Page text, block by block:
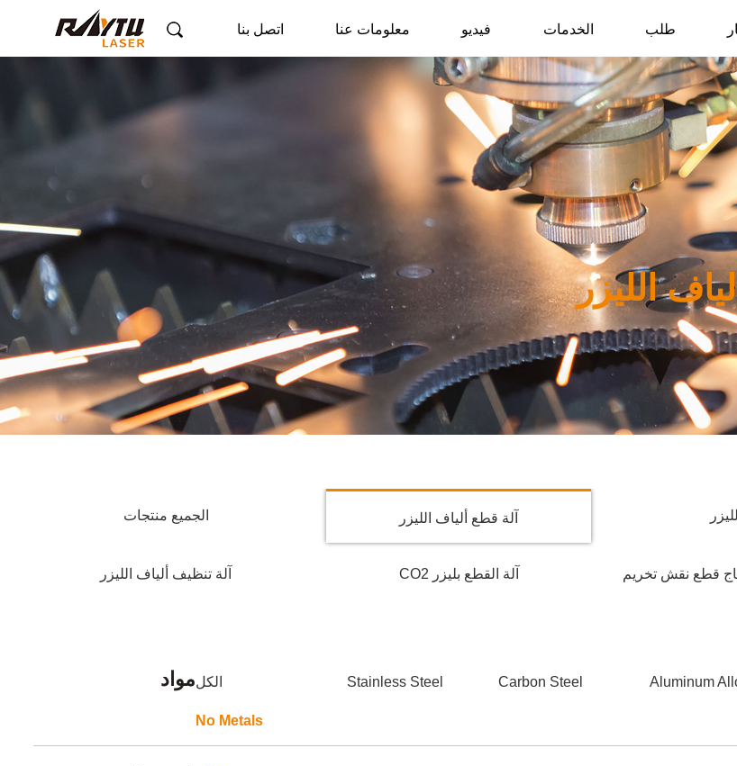
طلب الخدمات فيديو معلومات عنا اتصل بنا
الليزر
الجميع منتجات آلة قطع ألياف الليزر
آلة تنظيف ألياف الليزر آلة القطع بليزر CO2 قطع نقش تخريم
موادالكل Stainless Steel Carbon Steel Aluminum
No Metals